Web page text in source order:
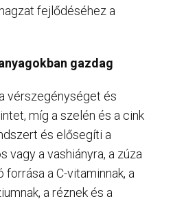
fejlődéséhez a
gazdag
vérszegénységet és
míg a szelén és a cink
és elősegíti a
vagy a vashiányra, a zúza
a C-vitaminnak, a
a réznek és a